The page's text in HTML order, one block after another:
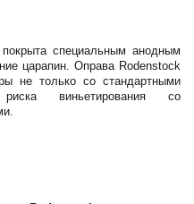
специальным анодным
царапин. Оправа Rodenstock
не только со стандартными
виньетирования со